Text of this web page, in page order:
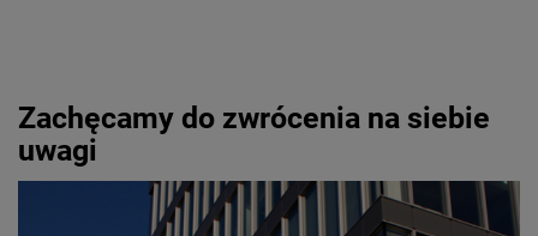
Zachęcamy do zwrócenia na siebie
uwagi